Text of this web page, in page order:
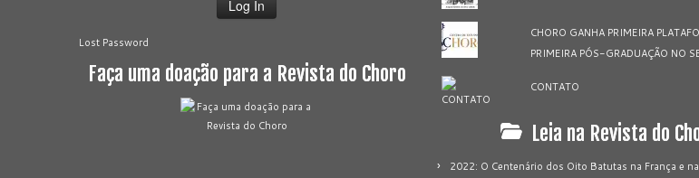
Lost Password
Faça uma doação para a Revista do Choro
CHORO GANHA PRIMEIRA
PRIMEIRA PÓS-GRADUAÇÃO NO
CONTATO
Leia na Revista do
2022: O Centenário dos Oito Batutas na França e